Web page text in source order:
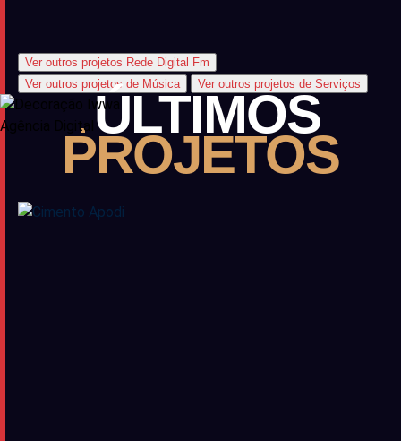
Ver outros projetos Rede Digital Fm
Ver outros projetos de Música
Ver outros projetos de Serviços
ÚLTIMOS
PROJETOS